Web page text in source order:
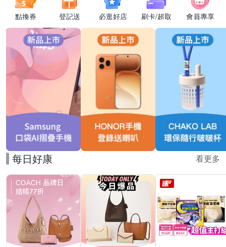
點換券 登記送 必逛好店 刷卡/超取 會員專享
每日好康 看更多